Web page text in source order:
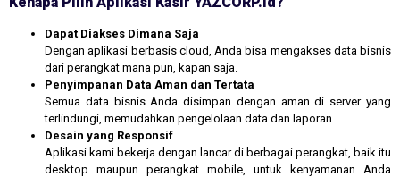
Dapat Diakses Dimana Saja
Dengan aplikasi berbasis cloud, Anda bisa mengakses data bisnis
dari perangkat mana pun, kapan saja.
Penyimpanan Data Aman dan Tertata
Semua data bisnis Anda disimpan dengan aman di server yang
terlindungi, memudahkan pengelolaan data dan laporan.
Desain yang Responsif
Aplikasi kami bekerja dengan lancar di berbagai perangkat, baik itu
desktop maupun perangkat mobile, untuk kenyamanan Anda